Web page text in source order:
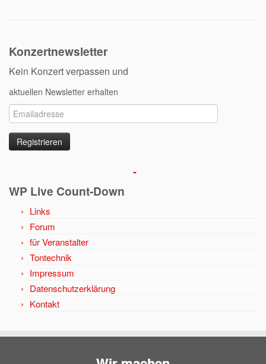
Konzertnewsletter
Kein Konzert verpassen und
aktuellen Newsletter erhalten
-
WP Live Count-Down
Links
Forum
für Veranstalter
Tontechnik
Impressum
Datenschutzerklärung
Kontakt